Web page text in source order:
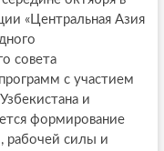
«Центральная Азия
совета
с участием
и
формирование
рабочей силы и